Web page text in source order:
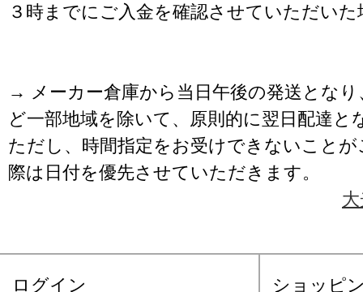
３時までにご入金を確認させていただいた
→ メーカー倉庫から当日午後の発送となり
ど一部地域を除いて、原則的に翌日配達と
ただし、時間指定をお受けできないこと
際は日付を優先させていただきます。
ログイン ショッピ